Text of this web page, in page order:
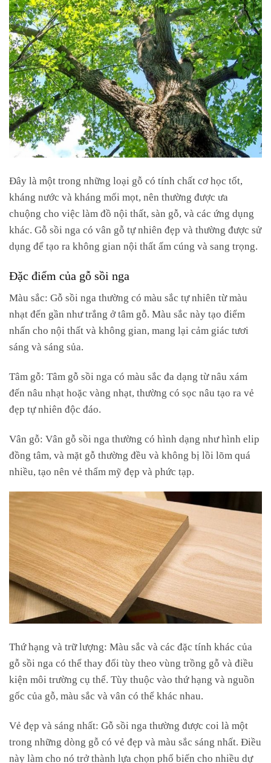
Đây là một trong những loại gỗ có tính chất cơ học tốt,
kháng nước và kháng mối mọt, nên thường được ưa
chuộng cho việc làm đồ nội thất, sàn gỗ, và các ứng dụng
khác. Gỗ sồi nga có vân gỗ tự nhiên đẹp và thường được sử
dụng để tạo ra không gian nội thất ấm cúng và sang trọng.
Đặc điểm của gỗ sồi nga
Màu sắc: Gỗ sồi nga thường có màu sắc tự nhiên từ màu
nhạt đến gần như trắng ở tâm gỗ. Màu sắc này tạo điểm
nhấn cho nội thất và không gian, mang lại cảm giác tươi
sáng và sáng sủa.
Tâm gỗ: Tâm gỗ sồi nga có màu sắc đa dạng từ nâu xám
đến nâu nhạt hoặc vàng nhạt, thường có sọc nâu tạo ra vẻ
đẹp tự nhiên độc đáo.
Vân gỗ: Vân gỗ sồi nga thường có hình dạng như hình elip
đồng tâm, và mặt gỗ thường đều và không bị lồi lõm quá
nhiều, tạo nên vẻ thẩm mỹ đẹp và phức tạp.
Thứ hạng và trữ lượng: Màu sắc và các đặc tính khác của
gỗ sồi nga có thể thay đổi tùy theo vùng trồng gỗ và điều
kiện môi trường cụ thể. Tùy thuộc vào thứ hạng và nguồn
gốc của gỗ, màu sắc và vân có thể khác nhau.
Vẻ đẹp và sáng nhất: Gỗ sồi nga thường được coi là một
trong những dòng gỗ có vẻ đẹp và màu sắc sáng nhất. Điều
này làm cho nó trở thành lựa chọn phổ biến cho nhiều dự